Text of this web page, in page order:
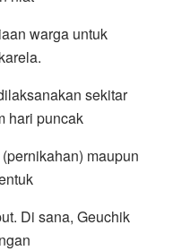
warga untuk
sekitar
hari puncak
maupun
Di sana, Geuchik